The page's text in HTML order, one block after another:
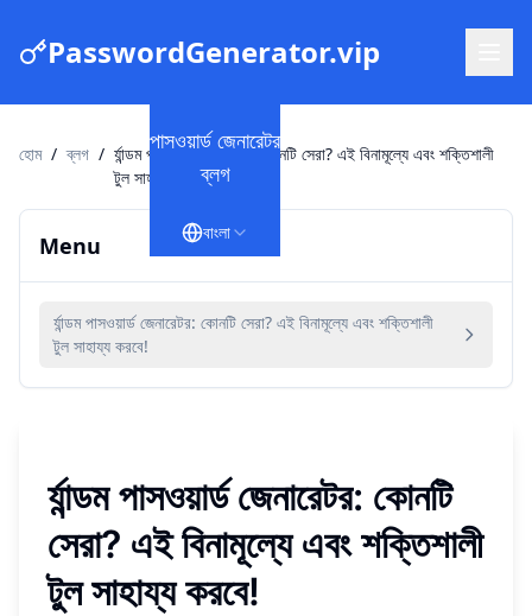
PasswordGenerator.vip
পাসওয়ার্ড জেনারেটর
ব্লগ
বাংলা
হোম / ব্লগ / র্যান্ডম পাসওয়ার্ড জেনারেটর: কোনটি সেরা? এই বিনামূল্যে এবং শক্তিশালী
টুল সাহায্য করবে!
Menu
র্যান্ডম পাসওয়ার্ড জেনারেটর: কোনটি সেরা? এই বিনামূল্যে এবং শক্তিশালী
টুল সাহায্য করবে!
র্যান্ডম পাসওয়ার্ড জেনারেটর: কোনটি
সেরা? এই বিনামূল্যে এবং শক্তিশালী
টুল সাহায্য করবে!